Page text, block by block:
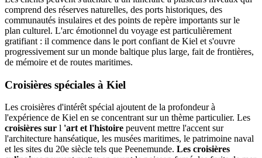
comprend des réserves naturelles, des ports historiques, des
communautés insulaires et des points de repère importants sur le
plan culturel. L'arc émotionnel du voyage est particulièrement
gratifiant : il commence dans le port confiant de Kiel et s'ouvre
progressivement sur un monde baltique plus large, fait de frontières,
de mémoire et de routes maritimes.
Croisières spéciales à Kiel
Les croisières d'intérêt spécial ajoutent de la profondeur à
l'expérience de Kiel en se concentrant sur un thème particulier. Les
croisières sur l 'art et l'histoire peuvent mettre l'accent sur
l'architecture hanséatique, les musées maritimes, le patrimoine naval
et les sites du 20e siècle tels que Peenemunde. Les croisières